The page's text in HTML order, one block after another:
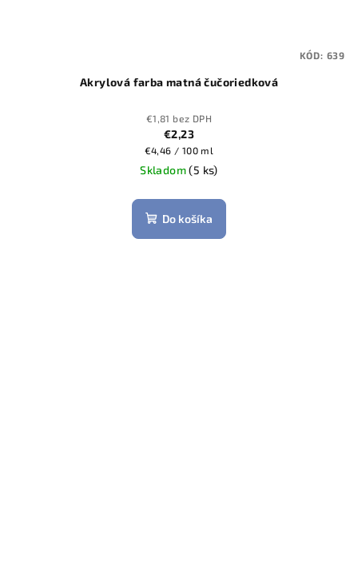
Akrylová farba matná čučoriedková
€1,81 bez DPH
€2,23
Jednotková
cena:
€4,46 / 100 ml
Skladom(5 ks)
Do košíka
KÓD: 639